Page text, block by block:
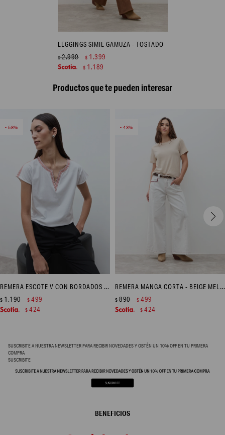
LEGGINGS SIMIL GAMUZA - TOSTADO
$2.990 $ 1.399
$ 1.189
Productos que te pueden interesar
58
REMERA ESCOTE V CON BORDADOS - BLANCO
$1.190 $ 499
$ 424
43
REMERA MANGA CORTA - BEIGE MELANGE
$890 $ 499
$ 424
SUSCRIBITE A NUESTRA NEWSLETTER PARA RECIBIR NOVEDADES Y OBTÉN UN 10% OFF EN TU PRIMERA
COMPRA
SUSCRIBITE
BENEFICIOS